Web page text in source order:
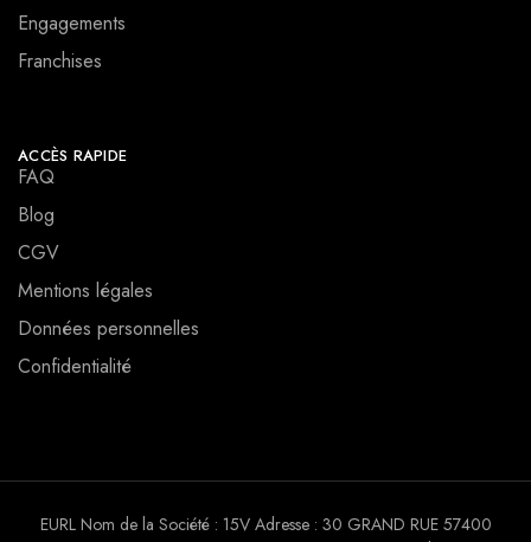
Engagements
Franchises
ACCÈS RAPIDE
FAQ
Blog
CGV
Mentions légales
Données personnelles
Confidentialité
EURL Nom de la Société : 15V Adresse : 30 GRAND RUE 57400